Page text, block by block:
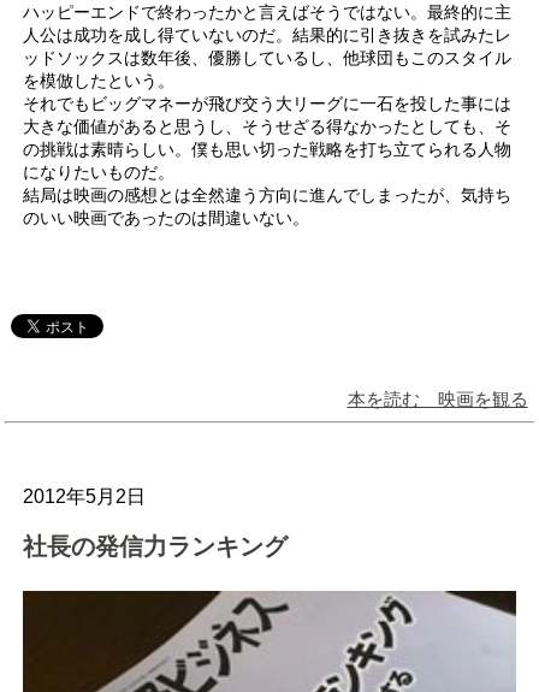
ハッピーエンドで終わったかと言えばそうではない。最終的に主
人公は成功を成し得ていないのだ。結果的に引き抜きを試みたレ
ッドソックスは数年後、優勝しているし、他球団もこのスタイル
を模倣したという。
それでもビッグマネーが飛び交う大リーグに一石を投した事には
大きな価値があると思うし、そうせざる得なかったとしても、そ
の挑戦は素晴らしい。僕も思い切った戦略を打ち立てられる人物
になりたいものだ。
結局は映画の感想とは全然違う方向に進んでしまったが、気持ち
のいい映画であったのは間違いない。
本を読む 映画を観る
2012年5月2日
社長の発信力ランキング